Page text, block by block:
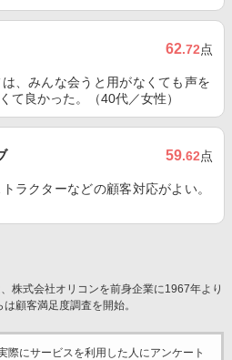
62.72点
、みんな会うと用がなくても声を
て良かった。（40代／女性）
59.62点
ラクターなどの顧客対応がよい。
株式会社オリコンを前身企業に1967年より
顧客満足度調査を開始。
際にサービスを利用した 人にアンケート